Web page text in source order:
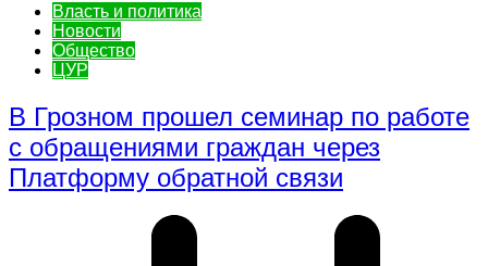
Власть и политика
Новости
Общество
ЦУР
В Грозном прошел семинар по работе
с обращениями граждан через
Платформу обратной связи